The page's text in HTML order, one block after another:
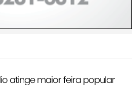
atinge maior feira popular